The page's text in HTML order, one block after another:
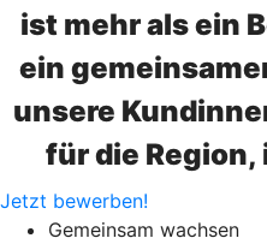
ist mehr als ein
ein
unsere
für die Region,
Jetzt bewerben!
Gemeinsam wachsen